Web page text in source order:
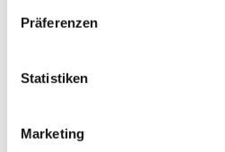
Präferenzen
Statistiken
Marketing
Intergraf-Leitfaden gibt
Leitfaden zur EU-
Anforderungen in englischer